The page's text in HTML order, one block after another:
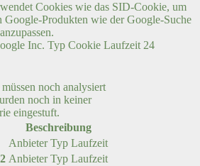
Cookies wie das SID-Cookie, um
Google-Produkten wie der Google-Suche
Inc. Typ Cookie Laufzeit 24
noch analysiert
noch in keiner
eingestuft.
Beschreibung
Anbieter Typ Laufzeit
Anbieter Typ Laufzeit